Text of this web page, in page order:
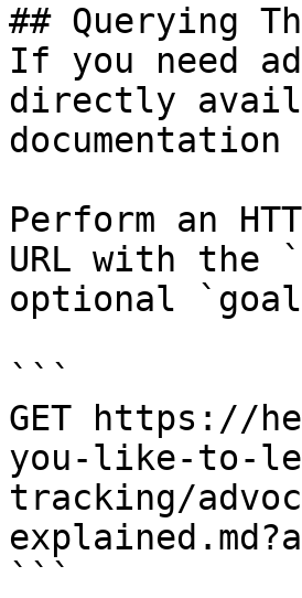
## Querying
If you need
directly
Perform an
URL with the
optional
```
GET https://
you-like-to-
tracking/
```